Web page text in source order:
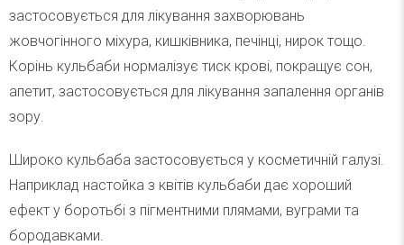
застосовується для лікування захворювань
жовчогінного міхура, кишківника, печінці, нирок тощо.
Корінь кульбаби нормалізує тиск крові, покращує сон,
апетит, застосовується для лікування запалення органів
зору.
Широко кульбаба застосовується у косметичній галузі.
Наприклад настойка з квітів кульбаби дає хороший
ефект у боротьбі з пігментними плямами, вуграми та
бородавками.